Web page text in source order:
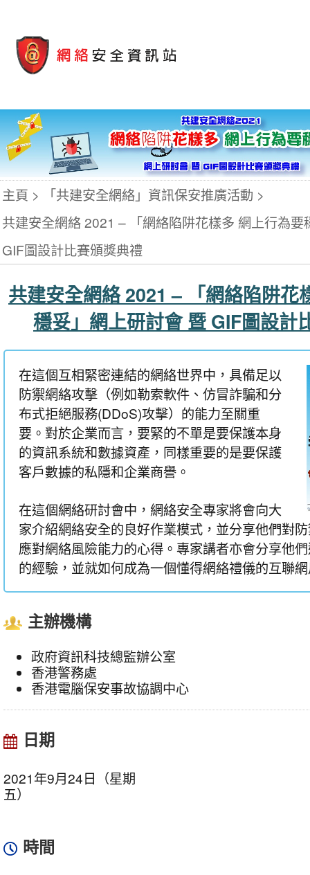
主頁
「共建安全網絡」資訊保安推廣活動
共建安全網絡 2021 – 「網絡陷阱花樣多 網上行為要
GIF圖設計比賽頒獎典禮
共建安全網絡 2021 – 「網絡陷阱花
穩妥」網上研討會 暨 GIF圖設計
在這個互相緊密連結的網絡世界中，具備足以
防禦網絡攻擊（例如勒索軟件、仿冒詐騙和分
布式拒絕服務(DDoS)攻擊）的能力至關重
要。對於企業而言，要緊的不單是要保護本身
的資訊系統和數據資產，同樣重要的是要保護
客戶數據的私隱和企業商譽。
在這個網絡研討會中，網絡安全專家將會向大
家介紹網絡安全的良好作業模式，並分享他們對
應對網絡風險能力的心得。專家講者亦會分享他
的經驗，並就如何成為一個懂得網絡禮儀的互聯
主辦機構
政府資訊科技總監辦公室
香港警務處
香港電腦保安事故協調中心
日期
2021年9月24日（星期
五）
時間